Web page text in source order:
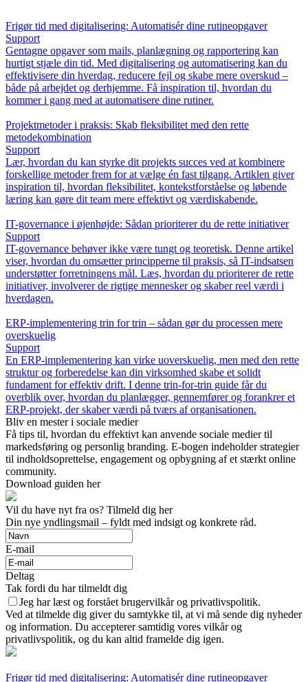
Frigør tid med digitalisering: Automatisér dine rutineopgaver
Support
Gentagne opgaver som mails, planlægning og rapportering kan
hurtigt stjæle din tid. Med digitalisering og automatisering kan du
effektivisere din hverdag, reducere fejl og skabe mere overskud –
både på arbejdet og derhjemme. Få inspiration til, hvordan du
kommer i gang med at automatisere dine rutiner.
Projektmetoder i praksis: Skab fleksibilitet med den rette
metodekombination
Support
Lær, hvordan du kan styrke dit projekts succes ved at kombinere
forskellige metoder frem for at vælge én fast tilgang. Artiklen giver
inspiration til, hvordan fleksibilitet, kontekstforståelse og løbende
læring kan gøre dit team mere effektivt og værdiskabende.
IT-governance i øjenhøjde: Sådan prioriterer du de rette initiativer
Support
IT-governance behøver ikke være tungt og teoretisk. Denne artikel
viser, hvordan du omsætter principperne til praksis, så IT-indsatsen
understøtter forretningens mål. Læs, hvordan du prioriterer de rette
initiativer, involverer de rigtige mennesker og skaber reel værdi i
hverdagen.
ERP-implementering trin for trin – sådan gør du processen mere
overskuelig
Support
En ERP-implementering kan virke uoverskuelig, men med den rette
struktur og forberedelse kan din virksomhed skabe et solidt
fundament for effektiv drift. I denne trin-for-trin guide får du
overblik over, hvordan du planlægger, gennemfører og forankrer et
ERP-projekt, der skaber værdi på tværs af organisationen.
Bliv en mester i sociale medier
Få tips til, hvordan du effektivt kan anvende sociale medier til
markedsføring og personlig branding. E-bogen indeholder strategier
til indholdsoprettelse, engagement og opbygning af et stærkt online
community.
Download guiden her
Vil du have nyt fra os? Tilmeld dig her
Din nye yndlingsmail – fyldt med indsigt og konkrete råd.
E-mail
Deltag
Tak fordi du har tilmeldt dig
Jeg har læst og forstået brugervilkår og privatlivspolitik.
Ved at tilmelde dig giver du samtykke til, at vi må sende dig nyheder
og information. Du accepterer samtidig vores vilkår og
privatlivspolitik, og du kan altid framelde dig igen.
Frigør tid med digitalisering: Automatisér dine rutineopgaver